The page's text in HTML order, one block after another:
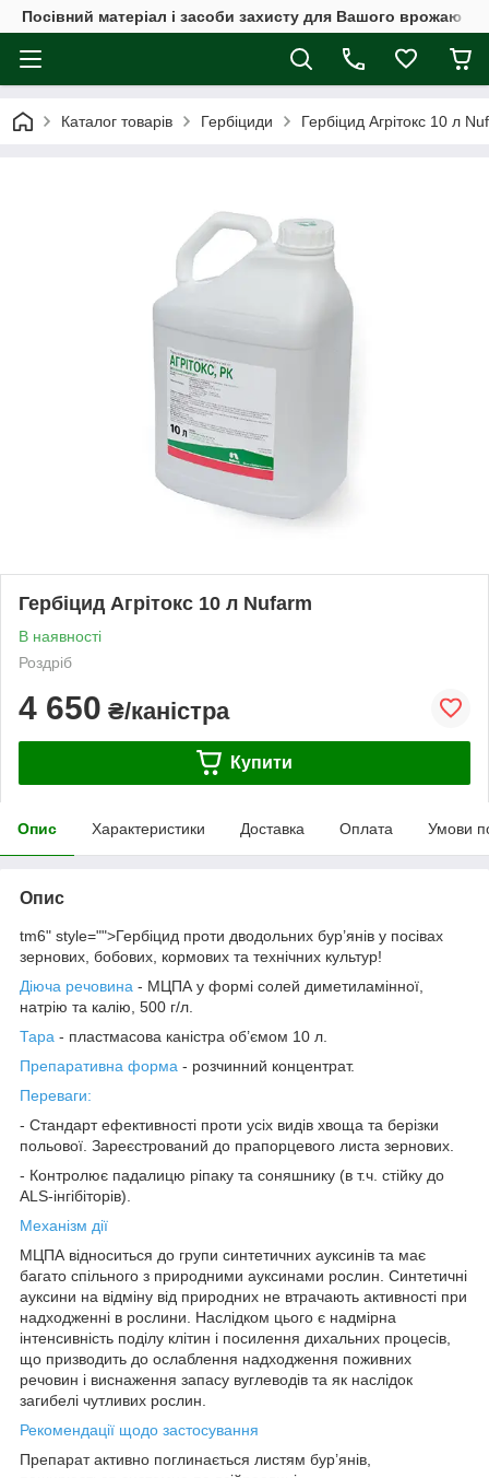
Посівний матеріал і засоби захисту для Вашого врожаю
Каталог товарів Гербіциди Гербіцид Агрітокс 10 л
Гербіцид Агрітокс 10 л Nufarm
В наявності
Роздріб
4 650 ₴/каністра
Купити
Опис Характеристики Доставка Оплата Умови
Опис
tm6" style="">Гербіцид проти дводольних бур’янів у посівах
зернових, бобових, кормових та технічних культур!
Діюча речовина - МЦПА у формі солей диметиламінної,
натрію та калію, 500 г/л.
Тара - пластмасова каністра об’ємом 10 л.
Препаративна форма - розчинний концентрат.
Переваги:
- Стандарт ефективності проти усіх видів хвоща та берізки
польової. Зареєстрований до прапорцевого листа зернових.
- Контролює падалицю ріпаку та соняшнику (в т.ч. стійку до
ALS-інгібіторів).
Механізм дії
МЦПА відноситься до групи синтетичних ауксинів та має
багато спільного з природними ауксинами рослин. Синтетичні
ауксини на відміну від природних не втрачають активності при
надходженні в рослини. Наслідком цього є надмірна
інтенсивність поділу клітин і посилення дихальних процесів,
що призводить до ослаблення надходження поживних
речовин і виснаження запасу вуглеводів та як наслідок
загибелі чутливих рослин.
Рекомендації щодо застосування
Препарат активно поглинається листям бур’янів,